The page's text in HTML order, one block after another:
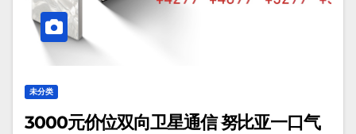
未分类
3000元价位双向卫星通信 努比亚一口气